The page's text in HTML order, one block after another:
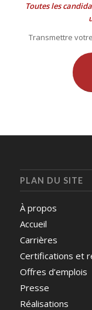
Toutes les
Transmettre
PLAN DU SITE
À propos
Accueil
Carrières
Certifications et
Offres d’emplois
Presse
Réalisations